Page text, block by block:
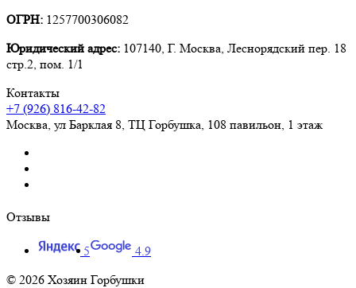
ОГРН: 1257700306082
Юридический адрес: 107140, Г. Москва, Леснорядский пер. 18
стр.2, пом. 1/1
Контакты
+7 (926) 816-42-82
Москва, ул Барклая 8, ТЦ Горбушка, 108 павильон, 1 этаж
Отзывы
5
4.9
© 2026 Хозяин Горбушки